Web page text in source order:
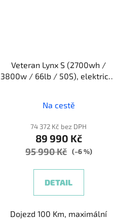
Veteran Lynx S (2700wh /
3800w / 66lb / 50S), elektrická
Na cestě
74 372 Kč bez DPH
89 990 Kč
95 990 Kč (–6 %)
DETAIL
Dojezd 100 Km, maximální